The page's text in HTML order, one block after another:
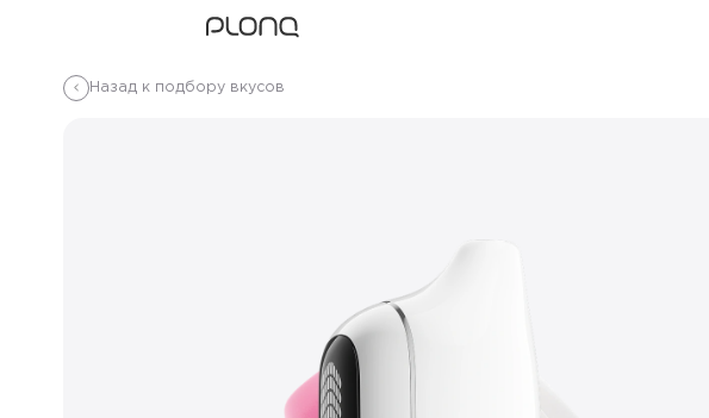
Назад к подбору вкусов